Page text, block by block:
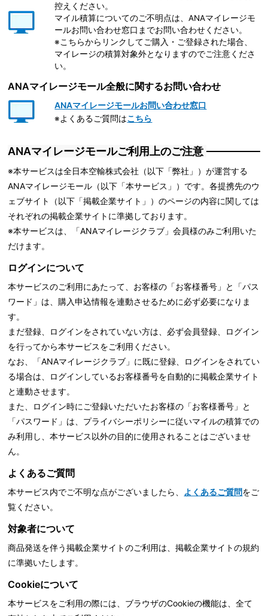
控えください。
マイル積算についてのご不明点は、ANAマイレージモ
ールお問い合わせ窓口までお問い合わせください。
※こちらからリンクしてご購入・ご登録された場合、
マイレージの積算対象外となりますのでご注意くださ
い。
ANAマイレージモール全般に関するお問い合わせ
ANAマイレージモールお問い合わせ窓口
※よくあるご質問はこちら
ANAマイレージモールご利用上のご注意
※本サービスは全日本空輸株式会社（以下「弊社」）が運営する
ANAマイレージモール（以下「本サービス」）です。各提携先のウ
ェブサイト（以下「掲載企業サイト」）のページの内容に関しては
それぞれの掲載企業サイトに準拠しております。
※本サービスは、「ANAマイレージクラブ」会員様のみご利用いた
だけます。
ログインについて
本サービスのご利用にあたって、お客様の「お客様番号」と「パス
ワード」は、購入申込情報を連動させるために必ず必要になりま
す。
まだ登録、ログインをされていない方は、必ず会員登録、ログイン
を行ってから本サービスをご利用ください。
なお、「ANAマイレージクラブ」に既に登録、ログインをされてい
る場合は、ログインしているお客様番号を自動的に掲載企業サイト
と連動させます。
また、ログイン時にご登録いただいたお客様の「お客様番号」と
「パスワード」は、 プライバシーポリシーに従いマイルの積算での
み利用し、本サービス以外の目的に使用されることはございませ
ん。
よくあるご質問
本サービス内でご不明な点がございましたら、 よくあるご質問をご
覧ください。
対象者について
商品発送を伴う掲載企業サイトのご利用は、掲載企業サイトの規約
に準拠いたします。
Cookieについて
本サービスをご利用の際には、ブラウザのCookieの機能は、全て